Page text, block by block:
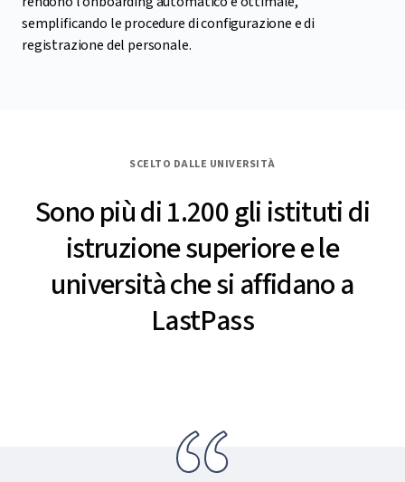
semplificando le procedure di configurazione e di
registrazione del personale.
SCELTO DALLE UNIVERSITÀ
Sono più di 1.200 gli istituti di
istruzione superiore e le
università che si affidano a
LastPass